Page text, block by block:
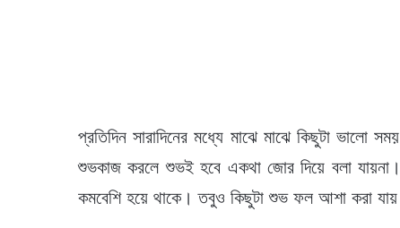
প্রতিদিন সারাদিনের মধ্যে মাঝে মাঝে কিছুটা
শুভকাজ করলে শুভই হবে একথা জোর দিয়ে বলা
কমবেশি হয়ে থাকে। তবুও কিছুটা শুভ ফল আশা করা